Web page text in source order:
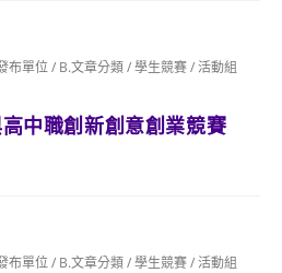
布單位/ B.文章分類/學生競賽/活動組
中職創新創意創業競賽
布單位/ B.文章分類/學生競賽/活動組